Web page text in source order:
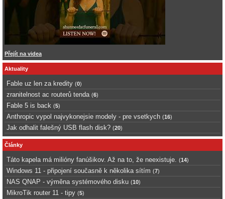
Přejít na videa
Aktuality
Fable uz len za kredity (0)
zranitelnost ac routerů tenda (6)
Fable 5 is back (5)
Anthropic vypol najvykonejsie modely - pre vsetkych (16)
Jak odhalit falešný USB flash disk? (20)
Články
Táto kapela má milióny fanúšikov. Až na to, že neexistuje. (14)
Windows 11 - připojení současně k několika sítím (7)
NAS QNAP - výměna systémového disku (10)
MikroTik router 11 - tipy (5)